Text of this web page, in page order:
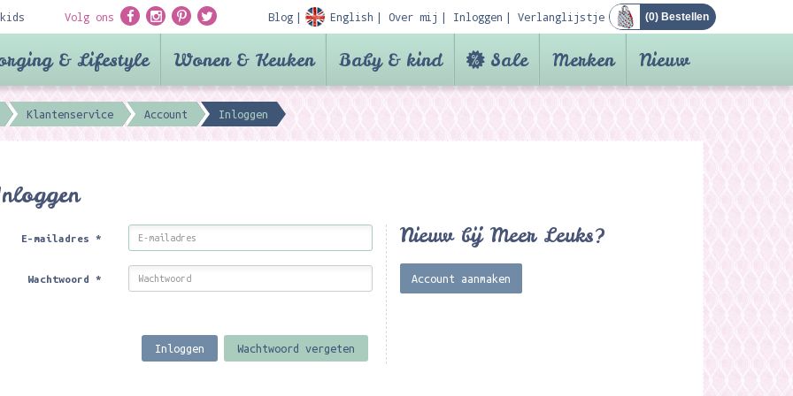
Volg ons Blog English Over mij Inloggen Verlanglijstje (0) Bestellen
& Lifestyle Wonen & Keuken Baby & kind Sale Merken Nieuw
Klantenservice Account Inloggen
E-mailadres*
Wachtwoord*
Inloggen Wachtwoord vergeten
Nieuw bij Meer Leuks?
Account aanmaken